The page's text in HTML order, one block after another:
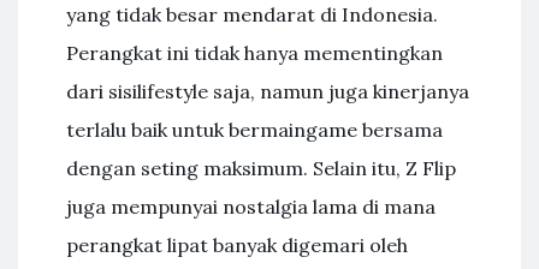
yang tidak besar mendarat di Indonesia.
Perangkat ini tidak hanya mementingkan
dari sisilifestyle saja, namun juga kinerjanya
terlalu baik untuk bermaingame bersama
dengan seting maksimum. Selain itu, Z Flip
juga mempunyai nostalgia lama di mana
perangkat lipat banyak digemari oleh